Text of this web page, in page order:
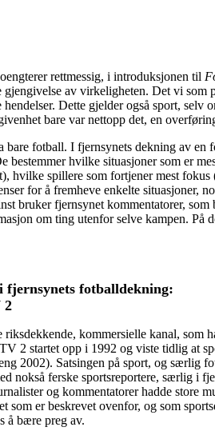
rettmessig, i introduksjonen til
av virkeligheten. Det vi som
Dette gjelder også sport, selv
bare var nettopp det, en
bare fotball. I fjernsynets dekning av en
bestemmer hvilke situasjoner som er
hvilke spillere som fortjener mest
for å fremheve enkelte situasjoner,
bruker fjernsynet kommentatorer,
om ting utenfor selve kampen. På
fjernsynets fotballdekning:
2
kommersielle kanal, som
2 startet opp i 1992 og viste tidlig at
2002). Satsingen på sport, og særlig
nokså ferske sportsreportere, særlig i
og kommentatorer hadde store
som er beskrevet ovenfor, og som
å bære preg av.